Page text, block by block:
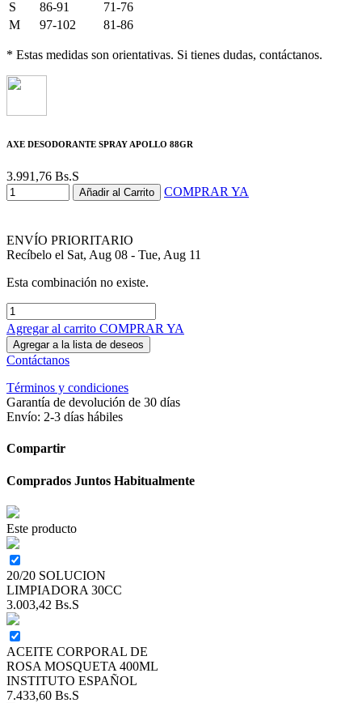
S 86-91
71-76
M
97-102 81-86
* Estas medidas son orientativas. Si tienes dudas, contáctanos.
AXE DESODORANTE SPRAY APOLLO 88GR
3.991,76 Bs.S
Añadir al Carrito COMPRAR YA
ENVÍO PRIORITARIO
Recíbelo el Sat, Aug 08 - Tue, Aug 11
Esta combinación no existe.
Agregar al carrito COMPRAR YA
Agregar a la lista de deseos
Contáctanos
Términos y condiciones
Garantía de devolución de 30 días
Envío: 2-3 días hábiles
Compartir
Comprados Juntos Habitualmente
Este producto
20/20 SOLUCION
LIMPIADORA 30CC
3.003,42 Bs.S
ACEITE CORPORAL DE
ROSA MOSQUETA 400ML
INSTITUTO ESPAÑOL
7.433,60 Bs.S